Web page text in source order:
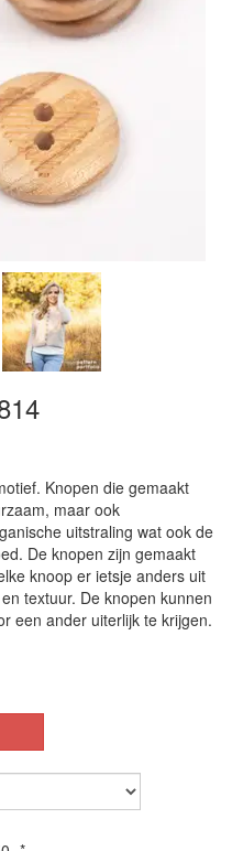
Knopen die gemaakt
maar ook
uitstraling wat ook de
De knopen zijn gemaakt
knoop er ietsje anders uit
textuur. De knopen kunnen
een ander uiterlijk te krijgen.